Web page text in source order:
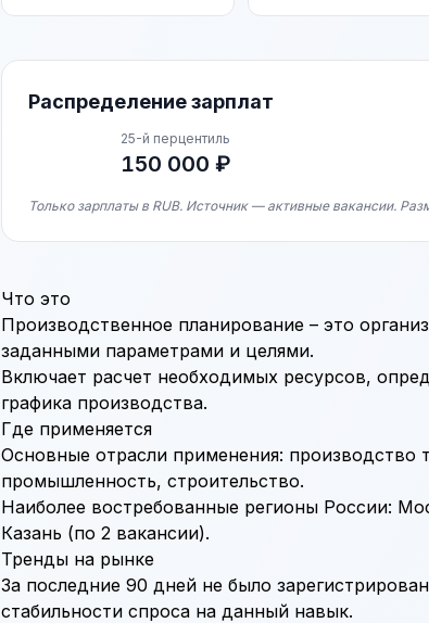
Распределение зарплат
25-й перцентиль
150 000 ₽
Только зарплаты в RUB. Источник — активные вакансии.
Что это
Производственное планирование – это
заданными параметрами и целями.
Включает расчет необходимых ресурсов,
графика производства.
Где применяется
Основные отрасли применения: производство
промышленность, строительство.
Наиболее востребованные регионы России:
Казань (по 2 вакансии).
Тренды на рынке
За последние 90 дней не было
стабильности спроса на данный навык.